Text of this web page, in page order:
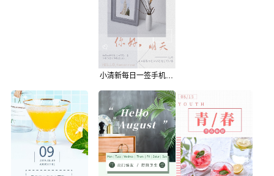
小清新每日一签手机壁纸海报